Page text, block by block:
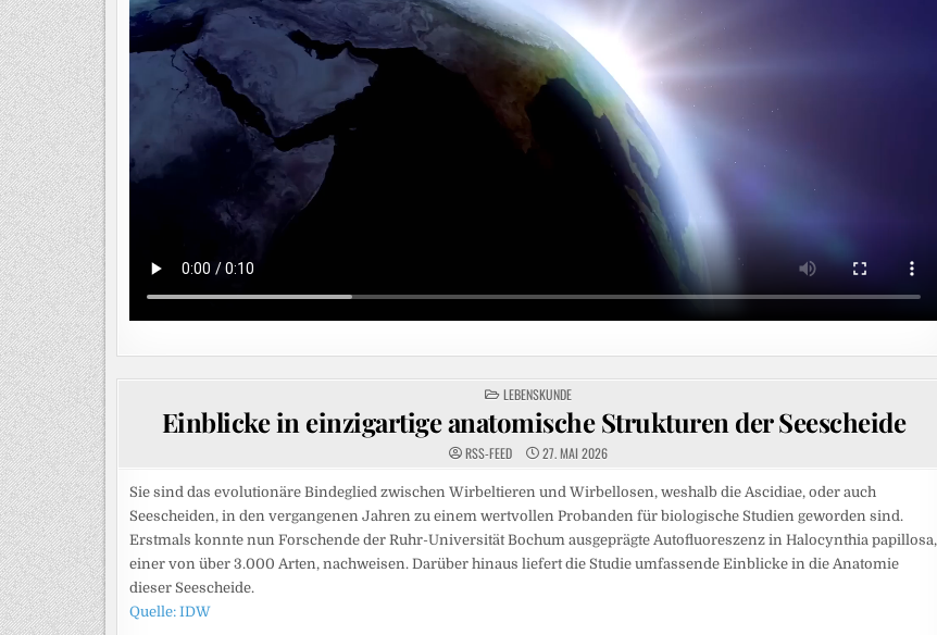
POSTED
IN
LEBENSKUNDE
Einblicke in einzigartige anatomische Strukturen der Seescheide
RSS-FEED 27. MAI 2026
Sie sind das evolutionäre Bindeglied zwischen Wirbeltieren und Wirbellosen, weshalb die Ascidiae, oder auch
Seescheiden, in den vergangenen Jahren zu einem wertvollen Probanden für biologische Studien geworden sind.
Erstmals konnte nun Forschende der Ruhr-Universität Bochum ausgeprägte Autofluoreszenz in Halocynthia papillosa,
einer von über 3.000 Arten, nachweisen. Darüber hinaus liefert die Studie umfassende Einblicke in die Anatomie
dieser Seescheide.
Quelle: IDW